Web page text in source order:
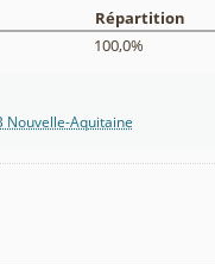
Répartition
100,0%
Nouvelle-Aquitaine